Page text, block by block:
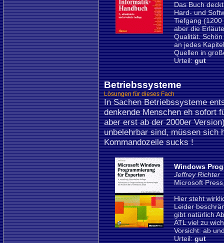
Das Buch
Hard- und
Tiefgang
aber die
Qualität.
an jedes
Quellen in
Urteil:gut
Betriebssysteme
Lösungen für dieses Fach
In Sachen Betriebssysteme
denkende Menschen eh sofort
aber erst ab der 2000er
unbelehrbar sind, müssen sich
Kommandozeile sucks !
Windows
Jeffrey Richter
Microsoft
Hier steht
Leider
gibt natürlich
ATL viel zu
Vorsicht: ab
Urteil:gut